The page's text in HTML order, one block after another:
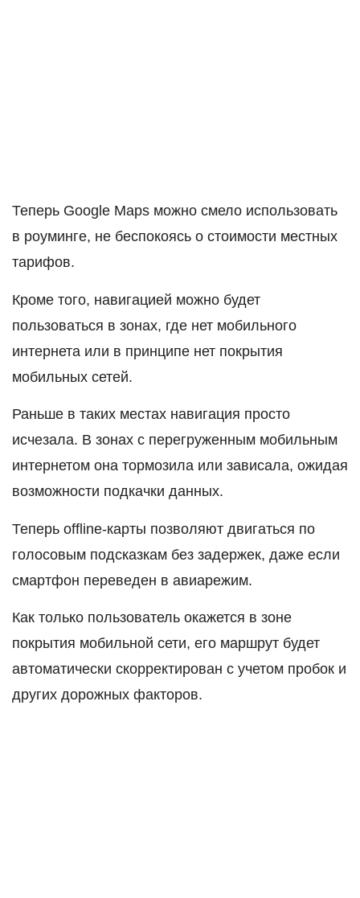
Теперь Google Maps можно смело использовать
в роуминге, не беспокоясь о стоимости местных
тарифов.
Кроме того, навигацией можно будет
пользоваться в зонах, где нет мобильного
интернета или в принципе нет покрытия
мобильных сетей.
Раньше в таких местах навигация просто
исчезала. В зонах с перегруженным мобильным
интернетом она тормозила или зависала, ожидая
возможности подкачки данных.
Теперь offline-карты позволяют двигаться по
голосовым подсказкам без задержек, даже если
смартфон переведен в авиарежим.
Как только пользователь окажется в зоне
покрытия мобильной сети, его маршрут будет
автоматически скорректирован с учетом пробок и
других дорожных факторов.